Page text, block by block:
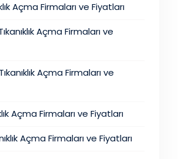
Açma Firmaları ve Fiyatları
Açma Firmaları ve
Açma Firmaları ve
Açma Firmaları ve Fiyatları
Açma Firmaları ve Fiyatları